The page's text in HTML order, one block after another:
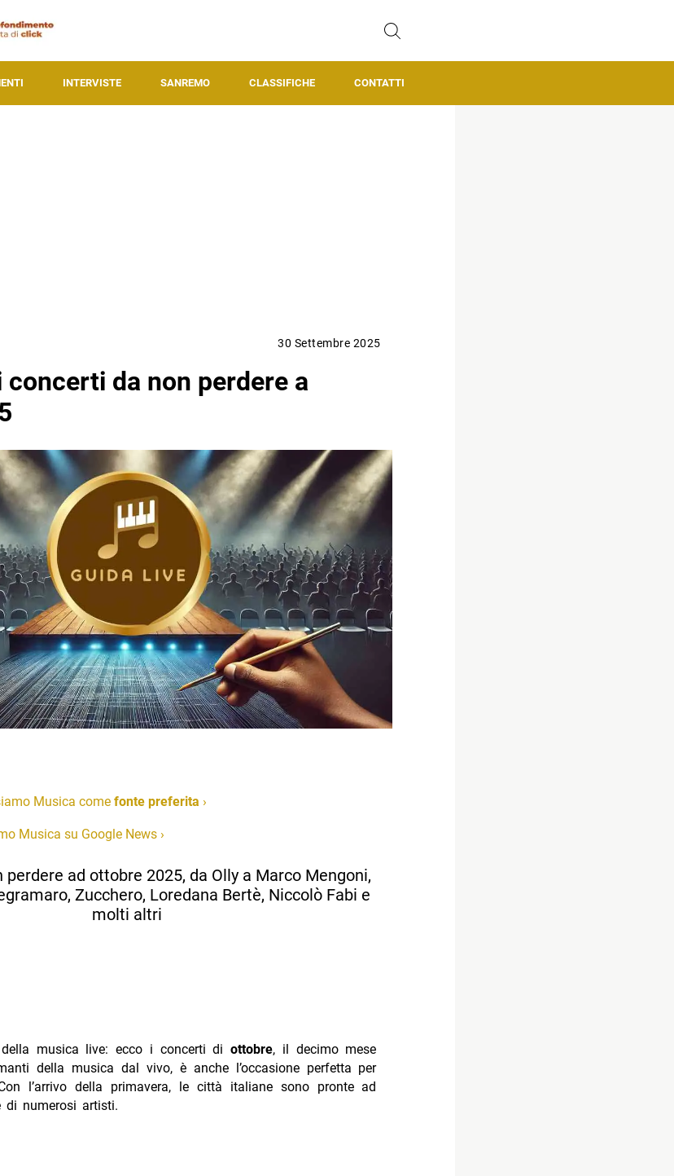
INTERVISTE SANREMO CLASSIFICHE CONTATTI
30 Settembre 2025
concerti da non perdere a
Musica come fonte preferita ›
Musica su Google News ›
perdere ad ottobre 2025, da Olly a Marco Mengoni,
Zucchero, Loredana Bertè, Niccolò Fabi e
molti altri
della musica live: ecco i concerti diottobre, il decimo mese
della musica dal vivo, è anche l’occasione perfetta per
l’arrivo della primavera, le città italiane sono pronte ad
di numerosi artisti.